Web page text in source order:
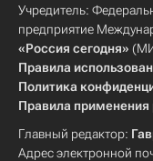
Учредитель:
предприятие
«Россия сегодня»
Правила
Политика
Правила применения
Главный редактор:
Адрес электронной